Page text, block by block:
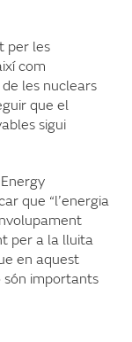
per les
com
les nuclears
que el
sigui
que “l’energia
per a la lluita
en aquest
són importants